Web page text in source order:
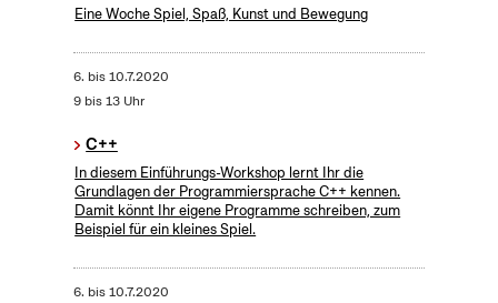
Eine Woche Spiel, Spaß, Kunst und Bewegung
6. bis10.7.2020
9 bis 13 Uhr
C++
In diesem Einführungs-Workshop lernt Ihr die
Grundlagen der Programmiersprache C++ kennen.
Damit könnt Ihr eigene Programme schreiben, zum
Beispiel für ein kleines Spiel.
6. bis10.7.2020